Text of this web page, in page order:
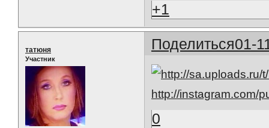
+1
Поделиться01-
татюня
Участник
http://instagram.com/
0